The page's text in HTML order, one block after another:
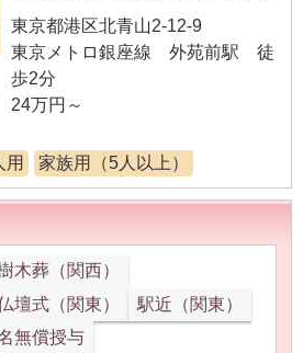
東京都港区北青山2-12-9
東京メトロ銀座線 外苑前駅 徒
歩2分
24万円～
用 家族用（5人以上）
木葬（関西）
壇式（関東）
駅近（関東）
無償授与